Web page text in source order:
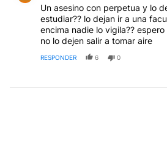
Un asesino con perpetua y lo
estudiar?? lo dejan ir a una
encima nadie lo vigila??
no lo dejen salir a tomar aire
RESPONDER 6 0